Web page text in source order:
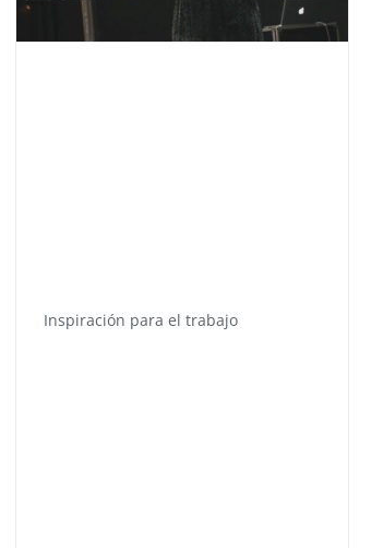
Inspiración para el trabajo